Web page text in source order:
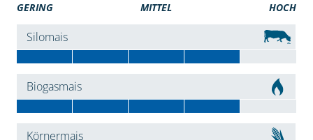
GERING MITTEL HOCH
Silomais
Biogasmais
Körnermais